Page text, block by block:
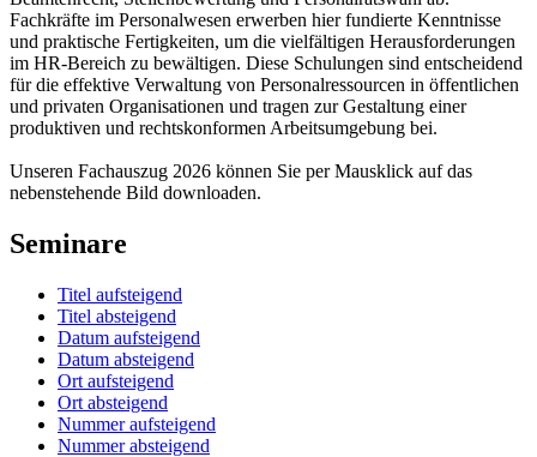
Fachkräfte im Personalwesen erwerben hier fundierte Kenntnisse
und praktische Fertigkeiten, um die vielfältigen Herausforderungen
im HR-Bereich zu bewältigen. Diese Schulungen sind entscheidend
für die effektive Verwaltung von Personalressourcen in öffentlichen
und privaten Organisationen und tragen zur Gestaltung einer
produktiven und rechtskonformen Arbeitsumgebung bei.
Unseren Fachauszug 2026 können Sie per Mausklick auf das
nebenstehende Bild downloaden.
Seminare
Titel aufsteigend
Titel absteigend
Datum aufsteigend
Datum absteigend
Ort aufsteigend
Ort absteigend
Nummer aufsteigend
Nummer absteigend